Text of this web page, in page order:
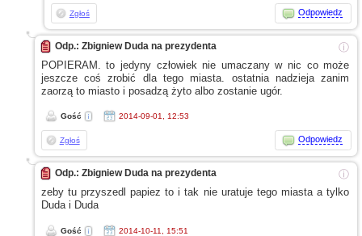
Zgłoś Odpowiedz
ⓘ
Odp.: Zbigniew Duda na prezydenta
POPIERAM. to jedyny człowiek nie umaczanyw nic co może
jeszcze coś zrobić dla tego miasta. ostatnia nadzieja zanim
zaorzą to miasto i posadzążyto albo zostanie ugór.
Gość 2014-09-01, 12:53
Zgłoś Odpowiedz
ⓘ
Odp.: Zbigniew Duda na prezydenta
zeby tu przyszedl papiez toi tak nie uratuje tego miastaa tylko
Duda i Duda
Gość 2014-10-11, 15:51